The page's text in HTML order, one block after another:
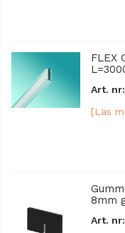
FLEX
Art. nr:
[Läs
8mm
Art. nr: